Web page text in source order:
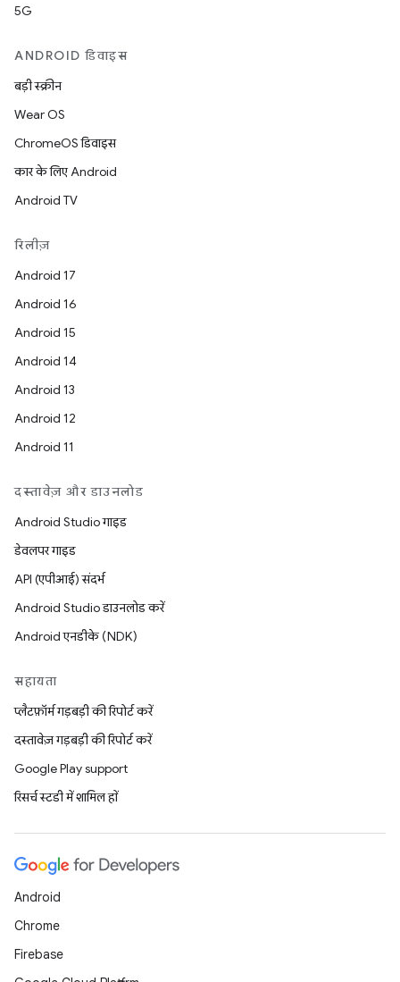
5G
ANDROID डिवाइस
बड़ी स्क्रीन
Wear OS
ChromeOS डिवाइस
कार के लिए Android
Android TV
रिलीज़
Android 17
Android 16
Android 15
Android 14
Android 13
Android 12
Android 11
दस्तावेज़ और डाउनलोड
Android Studio गाइड
डेवलपर गाइड
API (एपीआई) संदर्भ
Android Studio डाउनलोड करें
Android एनडीके (NDK)
सहायता
प्लैटफ़ॉर्म गड़बड़ी की रिपोर्ट करें
दस्तावेज़ गड़बड़ी की रिपोर्ट करें
Google Play support
रिसर्च स्टडी में शामिल हों
Android
Chrome
Firebase